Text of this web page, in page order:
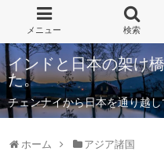
インドと日本の架け
た。
チェンナイから日本を通り越
ホーム アジア諸国